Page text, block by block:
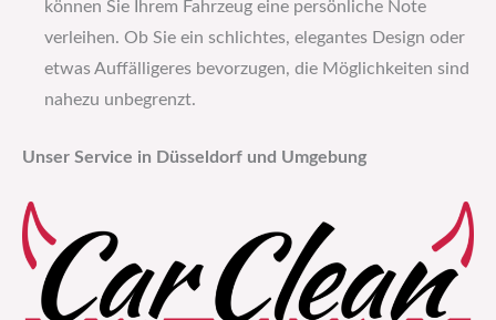
können Sie Ihrem Fahrzeug eine persönliche Note
verleihen. Ob Sie ein schlichtes, elegantes Design oder
etwas Auffälligeres bevorzugen, die Möglichkeiten sind
nahezu unbegrenzt.
Unser Service in Düsseldorf und Umgebung